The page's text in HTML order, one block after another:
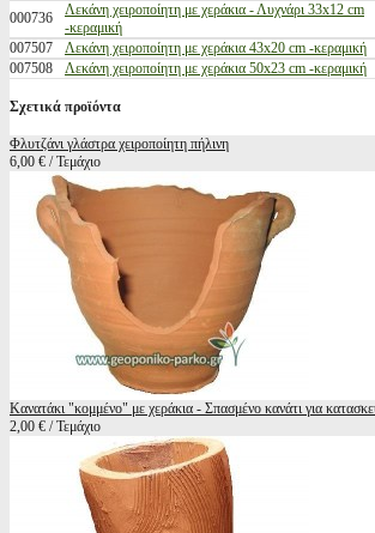
000736
Λεκάνη χειροποίητη με χεράκια - Λυχνάρι 33x12 cm
-κεραμική
007507
Λεκάνη χειροποίητη με χεράκια 43x20 cm -κεραμική
007508
Λεκάνη χειροποίητη με χεράκια 50x23 cm -κεραμική
Σχετικά προϊόντα
Φλυτζάνι γλάστρα χειροποίητη πήλινη
6,00 € / Τεμάχιο
Κανατάκι "κομμένο" με χεράκια - Σπασμένο κανάτι για
2,00 € / Τεμάχιο